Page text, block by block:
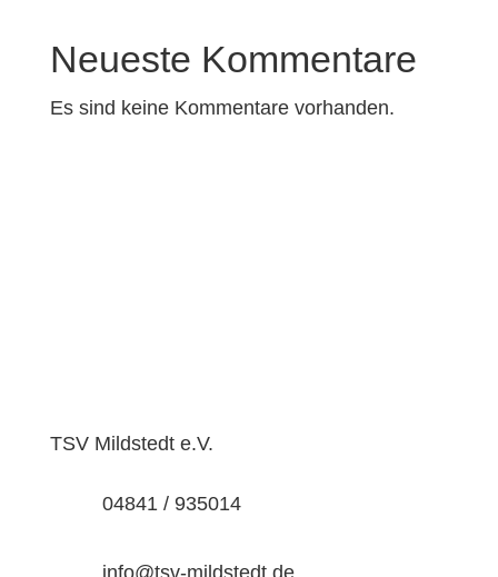
Neueste Kommentare
Es sind keine Kommentare vorhanden.
TSV Mildstedt e.V.
04841 / 935014
info@tsv-mildstedt.de